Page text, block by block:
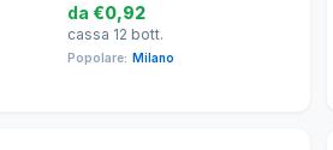
da €0,92
cassa 12 bott.
Popolare: Milano